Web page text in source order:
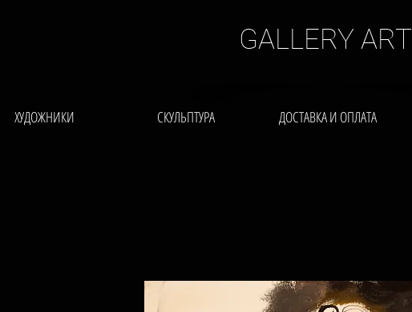
GALLERY ART
ДОСТАВКА И ОПЛАТА
СКУЛЬПТУРА
ХУДОЖНИКИ